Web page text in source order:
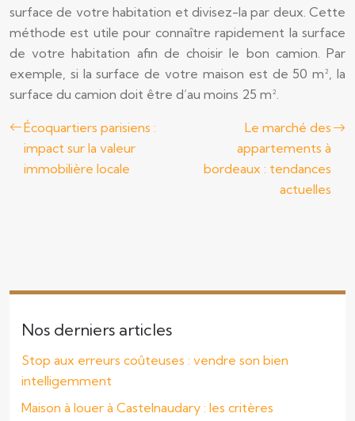
surface de votre habitation et divisez-la par deux. Cette
méthode est utile pour connaître rapidement la surface
de votre habitation afin de choisir le bon camion. Par
exemple, si la surface de votre maison est de 50 m², la
surface du camion doit être d’au moins 25 m².
Écoquartiers parisiens :
impact sur la valeur
immobilière locale
Le marché des
appartements à
bordeaux : tendances
actuelles
Nos derniers articles
Stop aux erreurs coûteuses : vendre son bien
intelligemment
Maison à louer à Castelnaudary : les critères